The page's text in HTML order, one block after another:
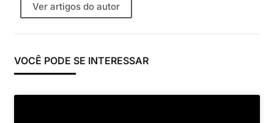
Ver artigos do autor
VOCÊ PODE SE INTERESSAR